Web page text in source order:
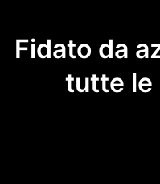
Fidato da
tutte le